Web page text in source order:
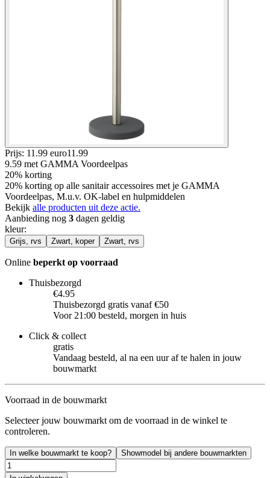
Prijs: 11.99 euro11 .99
9.59 met GAMMA Voordeelpas
20% korting
20% korting op alle sanitair accessoires met je GAMMA
Voordeelpas, M.u.v. OK-label en hulpmiddelen
Bekijk alle producten uit deze actie.
Aanbieding nog 3 dagen geldig
kleur:
Grijs, rvs Zwart, koper Zwart, rvs
Online beperkt op voorraad
Thuisbezorgd
€4.95
Thuisbezorgd gratis vanaf €50
Voor 21:00 besteld, morgen in huis
Click & collect
gratis
Vandaag besteld, al na een uur af te halen in jouw
bouwmarkt
Voorraad in de bouwmarkt
Selecteer jouw bouwmarkt om de voorraad in de winkel te
controleren.
In welke bouwmarkt te koop? Showmodel bij andere bouwmarkten